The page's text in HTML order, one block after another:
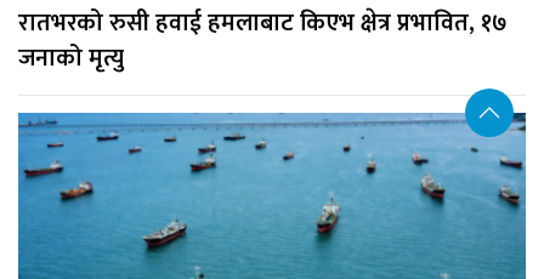
रातभरको रुसी हवाई हमलाबाट किएभ क्षेत्र प्रभावित, १७
जनाको मृत्यु